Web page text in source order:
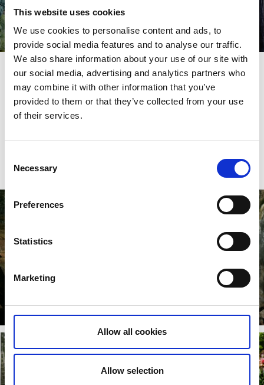
This website uses cookies
We use cookies to personalise content and ads, to
provide social media features and to analyse our traffic.
We also share information about your use of our site with
our social media, advertising and analytics partners who
may combine it with other information that you’ve
provided to them or that they’ve collected from your use
of their services.
Selection
Necessary
Preferences
Statistics
Marketing
Allow all cookies
Allow selection
Läs mer
Shoppa
Spänning kan också innebära att upptäcka något nytt, så
som Bollebygds lilla modekluster. Här finns det flera unika
och så även Krumelur second hand som har ett stort utbud
Läs mer
Lindedalen